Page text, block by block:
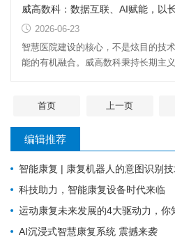
威高数科：数据互联、AI赋能，以
2026-06-23
智慧医院建设的核心，不是炫目的技
能的有机融合。威高数科秉持长期主
首页 上一页
编辑推荐
智能康复 | 康复机器人的意图识别
科技助力，智能康复设备时代来临
运动康复未来发展的4大驱动力，你
AI沉浸式智慧康复系统 震撼来袭